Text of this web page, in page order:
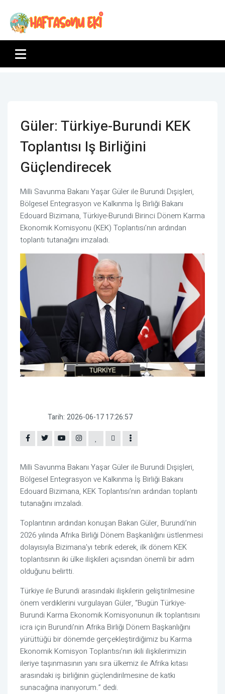
Güler: Türkiye-Burundi KEK
Toplantısı Iş Birliğini
Güçlendirecek
Milli Savunma Bakanı Yaşar Güler ile Burundi Dışişleri,
Bölgesel Entegrasyon ve Kalkınma İş Birliği Bakanı
Edouard Bizimana, Türkiye-Burundi Birinci Dönem Karma
Ekonomik Komisyonu (KEK) Toplantısı’nın ardından
toplantı tutanağını imzaladı.
Tarih: 2026-06-17 17:26:57
Milli Savunma Bakanı Yaşar Güler ile Burundi Dışişleri,
Bölgesel Entegrasyon ve Kalkınma İş Birliği Bakanı
Edouard Bizimana, KEK Toplantısı’nın ardından toplantı
tutanağını imzaladı.
Toplantının ardından konuşan Bakan Güler, Burundi’nin
2026 yılında Afrika Birliği Dönem Başkanlığını üstlenmesi
dolayısıyla Bizimana’yı tebrik ederek, ilk dönem KEK
toplantısının iki ülke ilişkileri açısından önemli bir adım
olduğunu belirtti.
Türkiye ile Burundi arasındaki ilişkilerin geliştirilmesine
önem verdiklerini vurgulayan Güler, “Bugün Türkiye-
Burundi Karma Ekonomik Komisyonunun ilk toplantısını
icra için Burundi’nin Afrika Birliği Dönem Başkanlığını
yürüttüğü bir dönemde gerçekleştirdiğimiz bu Karma
Ekonomik Komisyon Toplantısı’nın ikili ilişkilerimizin
ileriye taşınmasının yanı sıra ülkemiz ile Afrika kıtası
arasındaki iş birliğinin güçlendirilmesine de katkı
sunacağına inanıyorum.” dedi.